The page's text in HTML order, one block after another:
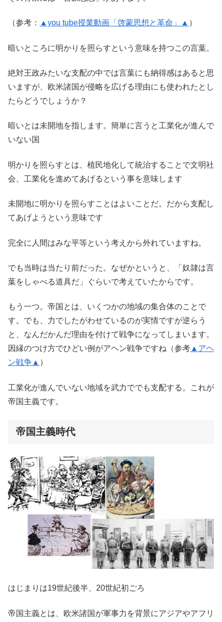
（参考： ▲you tube授業動画「啓蒙思想と革命」▲ ）
暗いところに明かりを照らすという意味を持つこの言葉。
絶対王政みたいな支配の中では言葉にも納得感はあると思
いますが、欧米諸国が侵略を広げる理由にも使われたとし
たらどうでしょうか？
暗いとは未開地を指します。簡単に言うと工業化が進んで
いない国
明かりを照らすとは、植民地化して統治することで文明社
会、工業化を進めてあげるという事を意味します
未開地に明かりを照らすことはよいことだ。だから支配し
てあげようという意味です
完全に人間はみな平等という考えから外れていますね。
でも当時は当たり前だった。なぜかというと、「奴隷は言
葉をしゃべる道具だ」ぐらいで考えていたからです。
もう一つ。帝国とは、いくつかの地域の集合体のことで
す。でも、力でしたがわせているのが実情ですが逆らう
と、なんだかんだ理由を付けて戦争になってしまいます。
因縁のつけ方でひどい例がアヘン戦争ですね（参考 ▲アヘ
ン戦争▲ ）
工業化が進んでいない地域を武力ででも支配する。これが
帝国主義です。
帝国主義時代
はじまりは19世紀後半、20世紀初ごろ
帝国主義とは、欧米諸国が軍事力を背景にアジアやアフリ